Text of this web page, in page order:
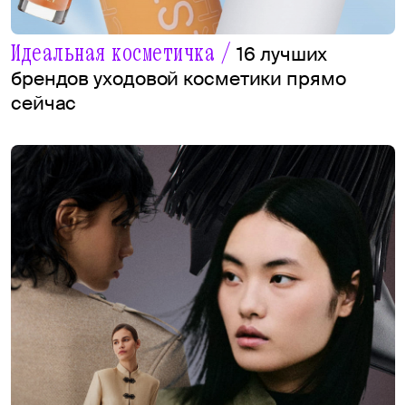
Идеальная косметичка /16 лучших
брендов уходовой косметики прямо
сейчас